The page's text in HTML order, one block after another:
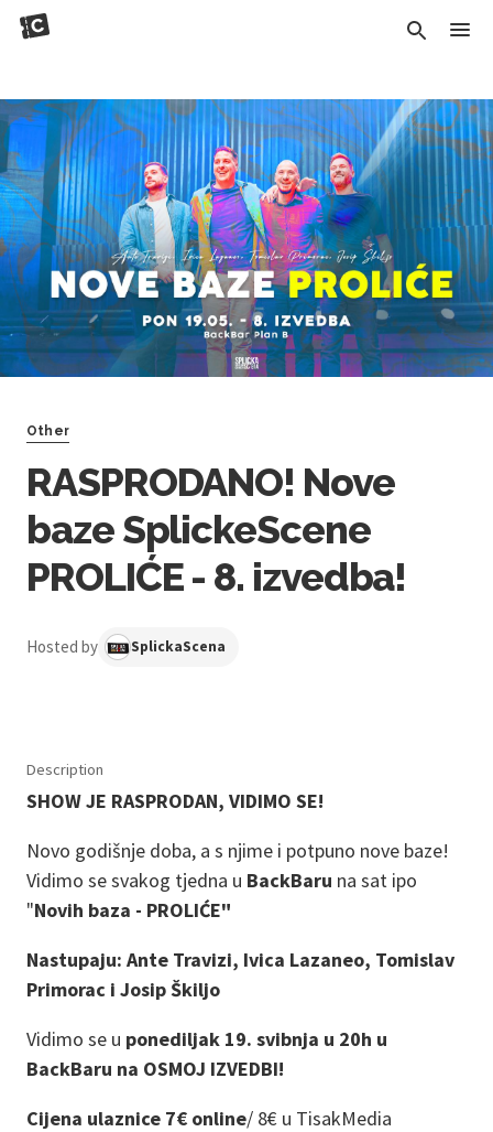
Other
RASPRODANO! Nove
baze SplickeScene
PROLIĆE - 8. izvedba!
Hosted by SplickaScena
Description
SHOW JE RASPRODAN, VIDIMO SE!
Novo godišnje doba, a s njime i potpuno nove baze!
Vidimo se svakog tjedna u BackBaru na sat ipo
"Novih baza - PROLIĆE"
Nastupaju: Ante Travizi, Ivica Lazaneo, Tomislav
Primorac i Josip Škiljo
Vidimo se u ponediljak 19. svibnja u 20h u
BackBaru na OSMOJ IZVEDBI!
Cijena ulaznice 7€ online/ 8€ u TisakMedia